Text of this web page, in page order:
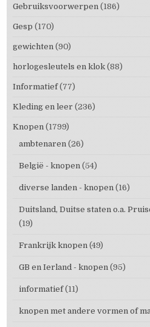
Gebruiksvoorwerpen (186)
Gesp (170)
gewichten (90)
horlogesleutels en klok (88)
Informatief (77)
Kleding en leer (236)
Knopen (1799)
ambtenaren (26)
België - knopen (54)
diverse landen - knopen (16)
Duitsland, Duitse staten o.a.
(19)
Frankrijk knopen (49)
GB en Ierland - knopen (95)
informatief (11)
knopen met andere vormen of